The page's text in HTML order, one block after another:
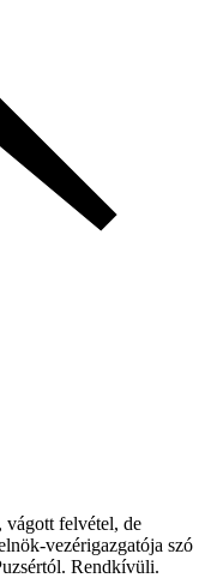
felvétel, de
vezérigazgatója szó
Rendkívüli.